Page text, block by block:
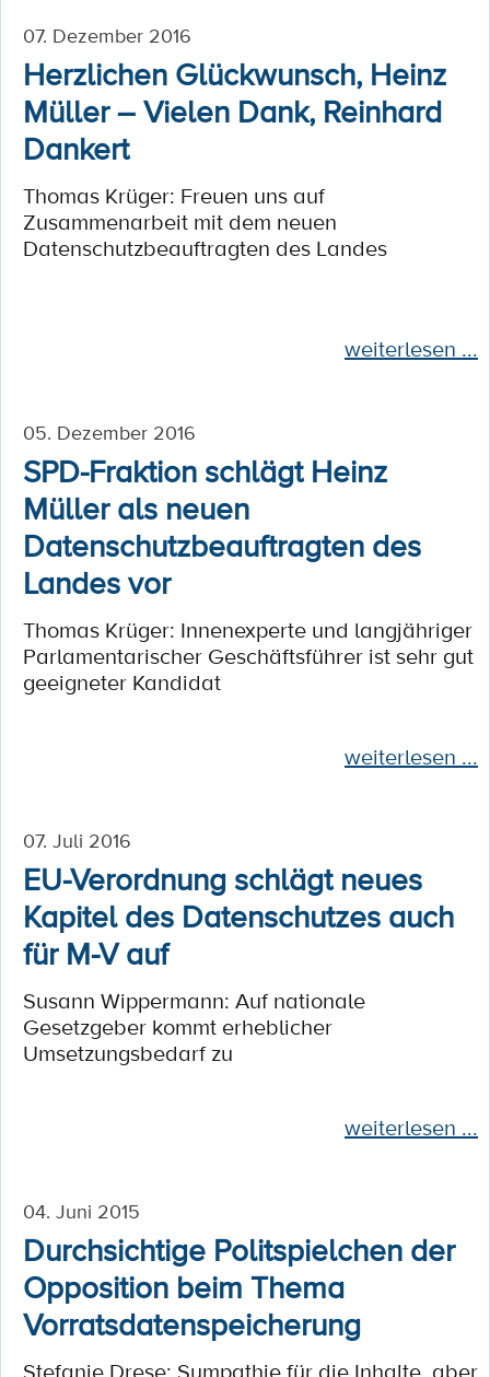
07. Dezember 2016
Herzlichen Glückwunsch, Heinz
Müller – Vielen Dank, Reinhard
Dankert
Thomas Krüger: Freuen uns auf
Zusammenarbeit mit dem neuen
Datenschutzbeauftragten des Landes
weiterlesen ...
05. Dezember 2016
SPD-Fraktion schlägt Heinz
Müller als neuen
Datenschutzbeauftragten des
Landes vor
Thomas Krüger: Innenexperte und langjähriger
Parlamentarischer Geschäftsführer ist sehr gut
geeigneter Kandidat
weiterlesen ...
07. Juli 2016
EU-Verordnung schlägt neues
Kapitel des Datenschutzes auch
für M-V auf
Susann Wippermann: Auf nationale
Gesetzgeber kommt erheblicher
Umsetzungsbedarf zu
weiterlesen ...
04. Juni 2015
Durchsichtige Politspielchen der
Opposition beim Thema
Vorratsdatenspeicherung